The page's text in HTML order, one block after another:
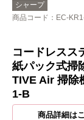
シャープ
商品コード ：EC-